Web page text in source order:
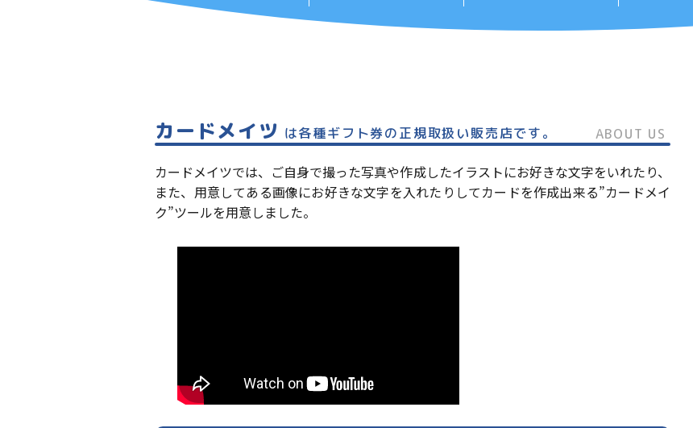
ABOUT US
カードメイツ は各種ギフト券の正規取扱い販売店です。
カードメイツでは、ご自身で撮った写真や作成したイラストにお好きな文字をいれたり、
また、用意してある画像にお好きな文字を入れたりしてカードを作成出来る”カードメイ
ク”ツールを用意しました。